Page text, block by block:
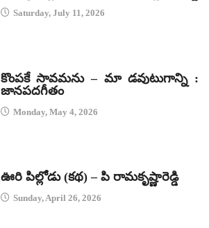
Saturday, July 11, 2026
కొంపకే సావమను – మా డవుటుగాన్ని :
జానపదగీతం
Monday, May 4, 2026
ఊరి పిల్లోడు (కథ) – పి రామకృష్ణారెడ్డి
Sunday, April 26, 2026